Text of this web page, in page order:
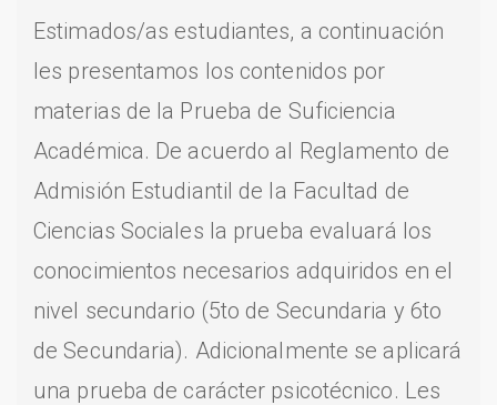
Estimados/as estudiantes, a continuación
les presentamos los contenidos por
materias de la Prueba de Suficiencia
Académica. De acuerdo al Reglamento de
Admisión Estudiantil de la Facultad de
Ciencias Sociales la prueba evaluará los
conocimientos necesarios adquiridos en el
nivel secundario (5to de Secundaria y 6to
de Secundaria). Adicionalmente se aplicará
una prueba de carácter psicotécnico. Les